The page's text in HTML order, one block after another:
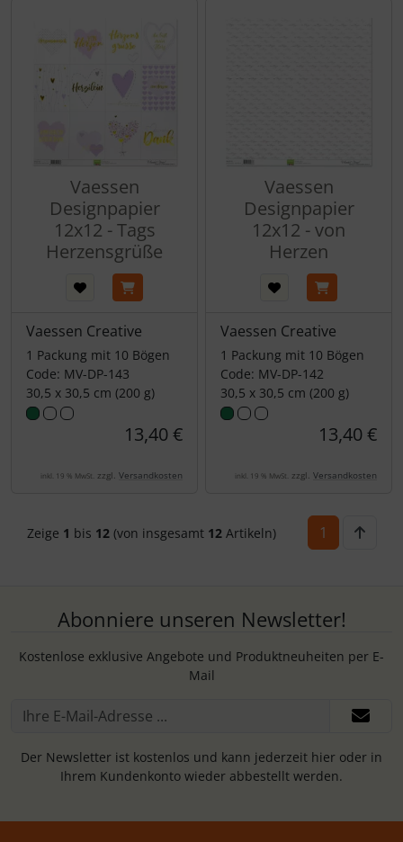
Vaessen
Designpapier
12x12 - Tags
Herzensgrüße
Vaessen Creative
1 Packung mit 10 Bögen
Code: MV-DP-143
30,5 x 30,5 cm (200 g)
13,40 €
inkl. 19 % MwSt. zzgl. Versandkosten
Vaessen
Designpapier
12x12 - von
Herzen
Vaessen Creative
1 Packung mit 10 Bögen
Code: MV-DP-142
30,5 x 30,5 cm (200 g)
13,40 €
inkl. 19 % MwSt. zzgl. Versandkosten
Zeige 1 bis 12(von insgesamt 12Artikeln) 1
Abonniere unseren Newsletter!
Kostenlose exklusive Angebote und Produktneuheiten per E-
Mail
Der Newsletter ist kostenlos und kann jederzeit hier oder in
Ihrem Kundenkonto wieder abbestellt werden.